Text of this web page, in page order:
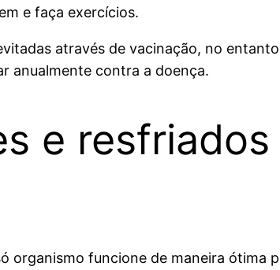
e faça exercícios.
através de vacinação, no
anualmente contra a doença.
e
organismo funcione de maneira ótima